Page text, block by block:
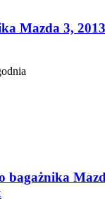
Mazda 3,
bagażnika